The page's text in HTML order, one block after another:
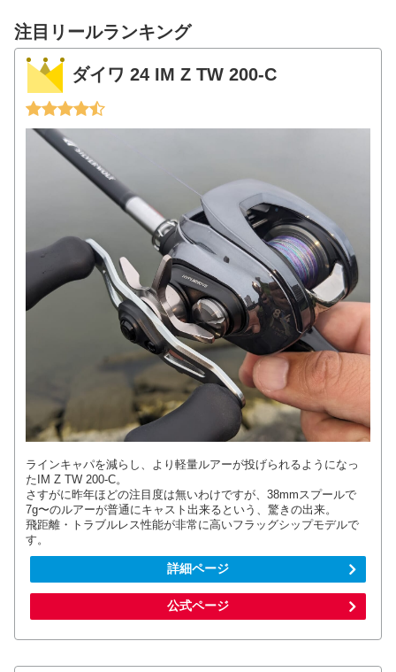
注目リールランキング
ダイワ 24 IM Z TW 200-C
ラインキャパを減らし、より軽量ルアーが投げられるようになっ
たIM Z TW 200-C。
さすがに昨年ほどの注目度は無いわけですが、38mmスプールで
7g〜のルアーが普通にキャスト出来るという、驚きの出来。
飛距離・トラブルレス性能が非常に高いフラッグシップモデルで
す。
詳細ページ
公式ページ